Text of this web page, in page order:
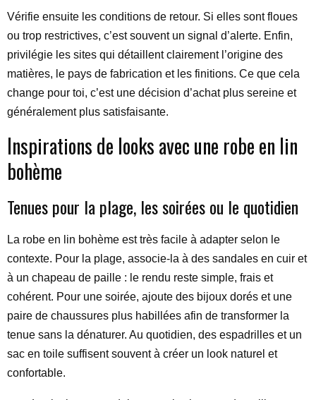
Vérifie ensuite les conditions de retour. Si elles sont floues
ou trop restrictives, c’est souvent un signal d’alerte. Enfin,
privilégie les sites qui détaillent clairement l’origine des
matières, le pays de fabrication et les finitions. Ce que cela
change pour toi, c’est une décision d’achat plus sereine et
généralement plus satisfaisante.
Inspirations de looks avec une robe en lin
bohème
Tenues pour la plage, les soirées ou le quotidien
La robe en lin bohème est très facile à adapter selon le
contexte. Pour la plage, associe-la à des sandales en cuir et
à un chapeau de paille : le rendu reste simple, frais et
cohérent. Pour une soirée, ajoute des bijoux dorés et une
paire de chaussures plus habillées afin de transformer la
tenue sans la dénaturer. Au quotidien, des espadrilles et un
sac en toile suffisent souvent à créer un look naturel et
confortable.